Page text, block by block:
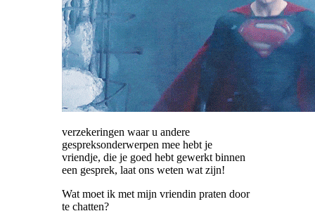
verzekeringen waar u andere
gespreksonderwerpen mee hebt je
vriendje, die je goed hebt gewerkt binnen
een gesprek, laat ons weten wat zijn!
Wat moet ik met mijn vriendin praten door
te chatten?